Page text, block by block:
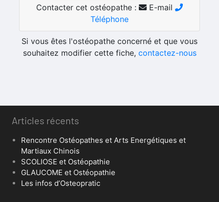
Contacter cet ostéopathe :
E-mail
Téléphone
Si vous êtes l'ostéopathe concerné et que vous
souhaitez modifier cette fiche, contactez-nous
Articles récents
Rencontre Ostéopathes et Arts Energétiques et
Martiaux Chinois
SCOLIOSE et Ostéopathie
GLAUCOME et Ostéopathie
Les infos d’Osteopratic